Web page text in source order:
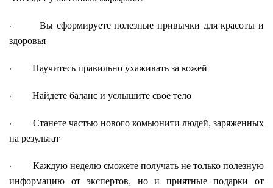
· Вы сформируете полезные привычки для красоты и
здоровья
· Научитесь правильно ухаживать за кожей
· Найдете баланс и услышите свое тело
· Станете частью нового комьюнити людей, заряженных
на результат
· Каждую неделю сможете получать не только полезную
информацию от экспертов, но и приятные подарки от